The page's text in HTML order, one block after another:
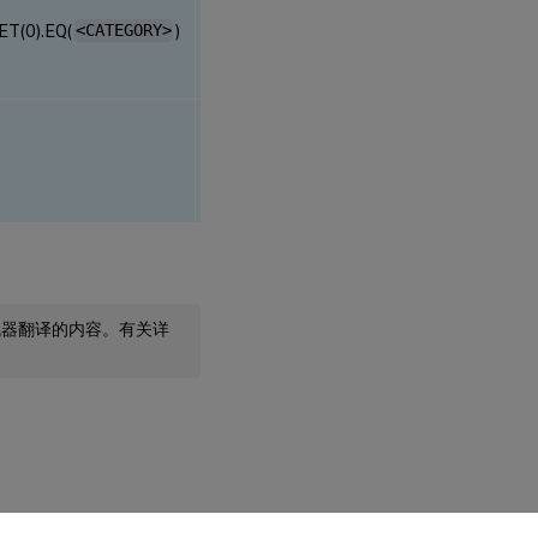
<CATEGORY>)
翻译的内容。有关详